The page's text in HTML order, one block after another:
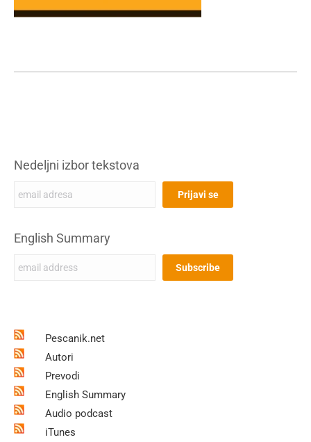
Nedeljni izbor tekstova
English Summary
Pescanik.net
Autori
Prevodi
English Summary
Audio podcast
iTunes